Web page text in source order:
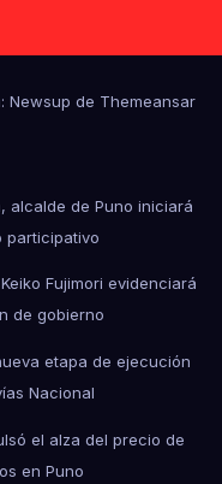
Newsup de Themeansar
alcalde de Puno iniciará
participativo
Fujimori evidenciará
de gobierno
etapa de ejecución
Nacional
el alza del precio de
en Puno